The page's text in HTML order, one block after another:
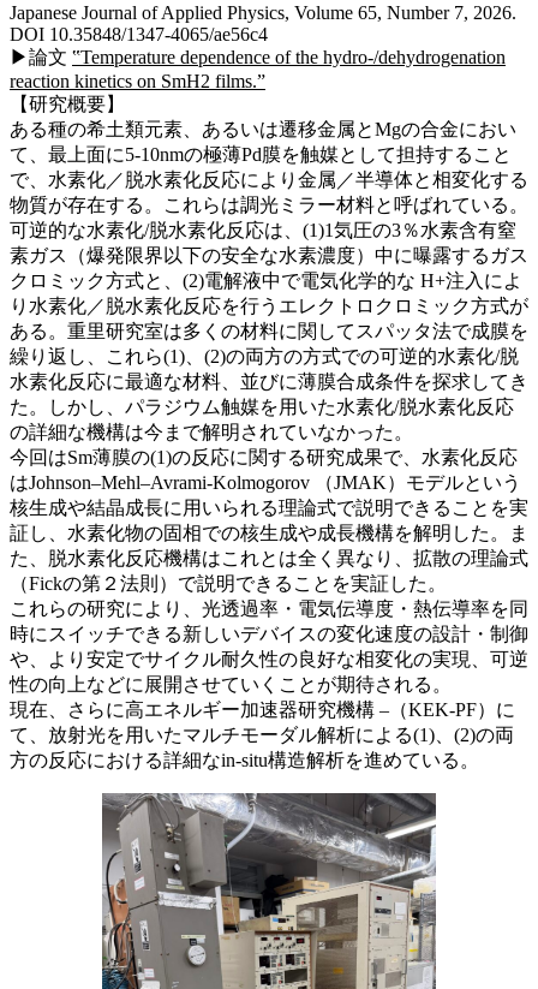
Japanese Journal of Applied Physics, Volume 65, Number 7, 2026.
DOI 10.35848/1347-4065/ae56c4
▶論文 ‟Temperature dependence of the hydro-/dehydrogenation
reaction kinetics on SmH2 films.”
【研究概要】
ある種の希土類元素、あるいは遷移金属とMgの合金におい
て、最上面に5-10nmの極薄Pd膜を触媒として担持すること
で、水素化／脱水素化反応により金属／半導体と相変化する
物質が存在する。これらは調光ミラー材料と呼ばれている。
可逆的な水素化/脱水素化反応は、(1)1気圧の3％水素含有窒
素ガス（爆発限界以下の安全な水素濃度）中に曝露するガス
クロミック方式と、(2)電解液中で電気化学的な H+注入によ
り水素化／脱水素化反応を行うエレクトロクロミック方式が
ある。重里研究室は多くの材料に関してスパッタ法で成膜を
繰り返し、これら(1)、(2)の両方の方式での可逆的水素化/脱
水素化反応に最適な材料、並びに薄膜合成条件を探求してき
た。しかし、パラジウム触媒を用いた水素化/脱水素化反応
の詳細な機構は今まで解明されていなかった。
今回はSm薄膜の(1)の反応に関する研究成果で、水素化反応
はJohnson–Mehl–Avrami-Kolmogorov （JMAK）モデルという
核生成や結晶成長に用いられる理論式で説明できることを実
証し、水素化物の固相での核生成や成長機構を解明した。ま
た、脱水素化反応機構はこれとは全く異なり、拡散の理論式
（Fickの第２法則）で説明できることを実証した。
これらの研究により、光透過率・電気伝導度・熱伝導率を同
時にスイッチできる新しいデバイスの変化速度の設計・制御
や、より安定でサイクル耐久性の良好な相変化の実現、可逆
性の向上などに展開させていくことが期待される。
現在、さらに高エネルギー加速器研究機構 –（KEK-PF）に
て、放射光を用いたマルチモーダル解析による(1)、(2)の両
方の反応における詳細なin-situ構造解析を進めている。